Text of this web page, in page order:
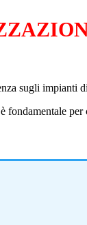
sugli